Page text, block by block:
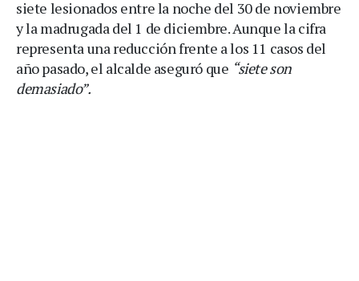
siete lesionados entre la noche del 30 de noviembre
y la madrugada del 1 de diciembre. Aunque la cifra
representa una reducción frente a los 11 casos del
año pasado, el alcalde aseguró que “siete son
demasiado”.